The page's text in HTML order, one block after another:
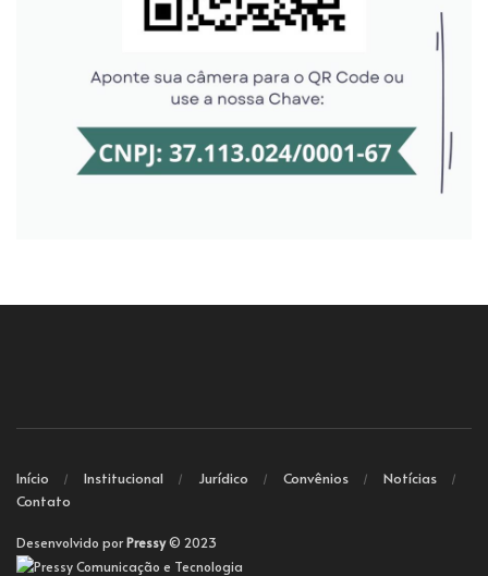
Início Institucional Jurídico Convênios
Notícias
Contato
Desenvolvido porPressy© 2023